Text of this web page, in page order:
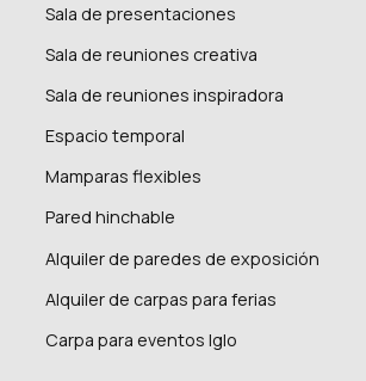
Sala de presentaciones
Sala de reuniones creativa
Sala de reuniones inspiradora
Espacio temporal
Mamparas flexibles
Pared hinchable
Alquiler de paredes de exposición
Alquiler de carpas para ferias
Carpa para eventos Iglo